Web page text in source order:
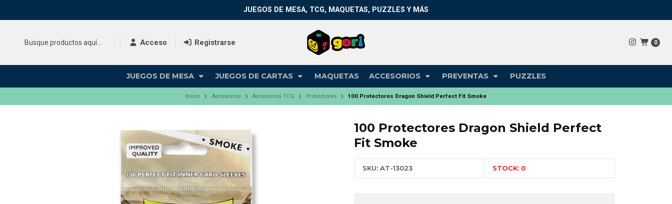
Acceso Registrarse 0
JUEGOS DE MESA JUEGOS DE CARTAS MAQUETAS ACCESORIOS PREVENTAS PUZZLES
JUEGOS DE MESA, TCG, MAQUETAS, PUZZLES Y MÁS
Inicio Accesorios Accesorios TCG Protectores 100 Protectores Dragon Shield Perfect Fit Smoke
100 Protectores Dragon Shield Perfect
Fit Smoke
SKU: AT-13023 STOCK: 0